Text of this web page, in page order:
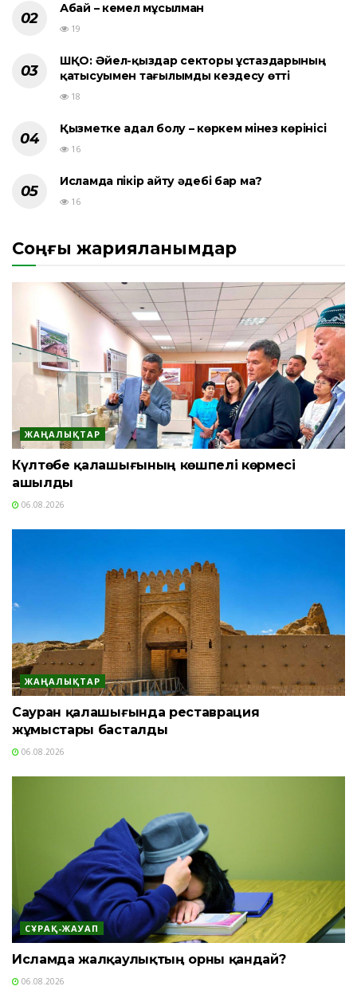
Абай – кемел мұсылман
19
ШҚО: Әйел-қыздар секторы ұстаздарының
қатысуымен тағылымды кездесу өтті
18
Қызметке адал болу – көркем мінез көрінісі
16
Исламда пікір айту әдебі бар ма?
16
Соңғы жарияланымдар
ЖАҢАЛЫҚТАР
Күлтөбе қалашығының көшпелі көрмесі
ашылды
06.08.2026
ЖАҢАЛЫҚТАР
Сауран қалашығында реставрация
жұмыстары басталды
06.08.2026
СҰРАҚ-ЖАУАП
Исламда жалқаулықтың орны қандай?
06.08.2026